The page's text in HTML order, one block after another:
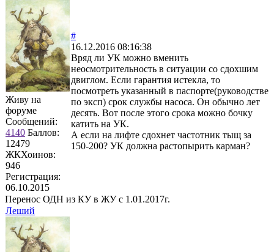
Живу на
форуме
Сообщений:
4140 Баллов:
12479
ЖКХоинов:
946
Регистрация:
06.10.2015
#
16.12.2016 08:16:38
Вряд ли УК можно вменить
неосмотрительность в ситуации со сдохшим
двиглом. Если гарантия истекла, то
посмотреть указанный в паспорте(руководстве
по эксп) срок службы насоса. Он обычно лет
десять. Вот после этого срока можно бочку
катить на УК.
А если на лифте сдохнет частотник тыщ за
150-200? УК должна растопырить карман?
Перенос ОДН из КУ в ЖУ с 1.01.2017г.
Леший